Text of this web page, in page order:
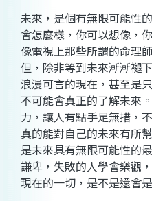
未來，是個有無限可能性
會怎麼樣，你可以想像，
像電視上那些所謂的命理
但，除非等到未來漸漸褪
浪漫可言的現在，甚至是
不可能會真正的了解未來
力，讓人有點手足無措，
真的能對自己的未來有所
是未來具有無限可能性的
謙卑，失敗的人學會樂觀
現在的一切，是不是還會